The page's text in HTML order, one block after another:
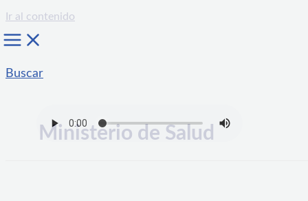
Ir al contenido
Buscar
Ministerio de Salud